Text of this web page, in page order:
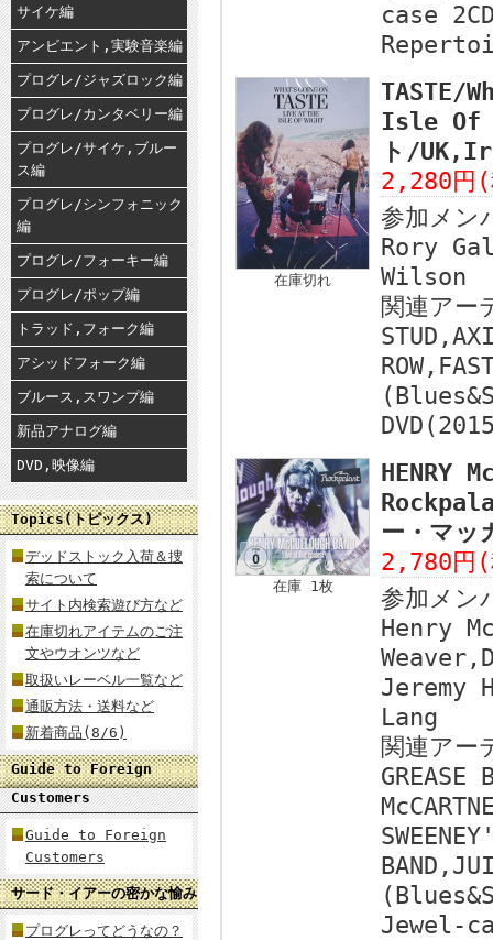
サイケ編
アンビエント,実験音楽編
プログレ/ジャズロック編
プログレ/カンタベリー編
プログレ/サイケ,ブルー
ス編
プログレ/シンフォニック
編
プログレ/フォーキー編
プログレ/ポップ編
トラッド,フォーク編
アシッドフォーク編
ブルース,スワンプ編
新品アナログ編
DVD,映像編
Topics(トピックス)
デッドストック入荷＆捜
索について
サイト内検索遊び方など
在庫切れアイテムのご注
文やウオンツなど
取扱いレーベル一覧など
通販方法・送料など
新着商品(8/6)
Guide to Foreign
Customers
Guide to Foreign
Customers
サード・イアーの密かな愉み
プログレってどうなの？
case
在庫切れ
TASTE/
Isle Of
ト/
2,280円
参加メン
Rory
Wilson
関連アー
在庫 1枚
HENRY
ー・マッ
2,780円
参加メン
Henry
Jeremy
Lang
関連アー
GREASE
Jewel-